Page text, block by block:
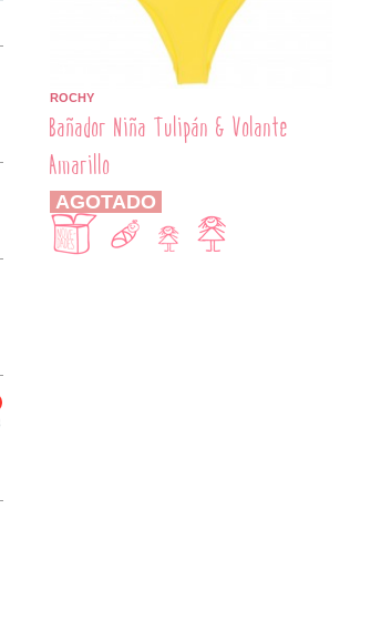
ROCHY
Bañador Niña Tulipán & Volante
Amarillo
AGOTADO